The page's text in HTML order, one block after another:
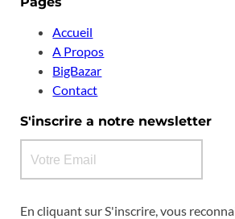
Accueil
A Propos
BigBazar
Contact
S'inscrire a notre newsletter
En cliquant sur S'inscrire, vous